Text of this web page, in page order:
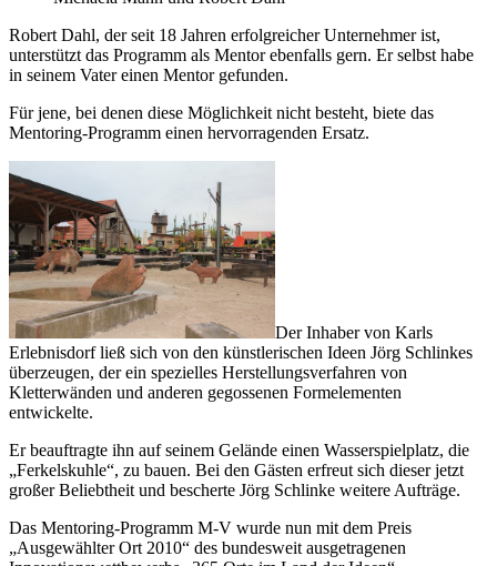
Robert Dahl, der seit 18 Jahren erfolgreicher Unternehmer ist,
unterstützt das Programm als Mentor ebenfalls gern. Er selbst habe
in seinem Vater einen Mentor gefunden.
Für jene, bei denen diese Möglichkeit nicht besteht, biete das
Mentoring-Programm einen hervorragenden Ersatz.
Der Inhaber von Karls
Erlebnisdorf ließ sich von den künstlerischen Ideen Jörg Schlinkes
überzeugen, der ein spezielles Herstellungsverfahren von
Kletterwänden und anderen gegossenen Formelementen
entwickelte.
Er beauftragte ihn auf seinem Gelände einen Wasserspielplatz, die
„Ferkelskuhle“, zu bauen. Bei den Gästen erfreut sich dieser jetzt
großer Beliebtheit und bescherte Jörg Schlinke weitere Aufträge.
Das Mentoring-Programm M-V wurde nun mit dem Preis
„Ausgewählter Ort 2010“ des bundesweit ausgetragenen